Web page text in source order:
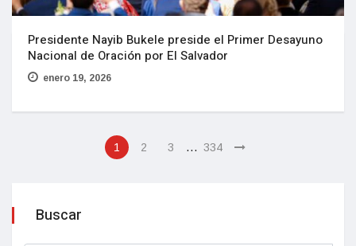
Presidente Nayib Bukele preside el Primer Desayuno
Nacional de Oración por El Salvador
enero 19, 2026
1 2 3 … 334
Buscar